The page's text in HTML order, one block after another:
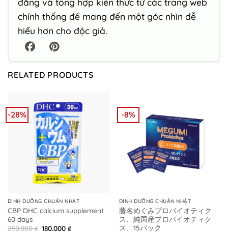
chính thống để mang đến một góc nhìn dễ
hiểu hơn cho độc giả.
RELATED PRODUCTS
-28%
DINH DƯỠNG CHUẨN NHẬT
CBP DHC calcium supplement
60 days
250.000₫ Original
180.000 ₫Current
-8%
DINH DƯỠNG CHUẨN NHẬT
藤名めぐみプロバイオティク
ス、純国産プロバイオティク
ス、15パック